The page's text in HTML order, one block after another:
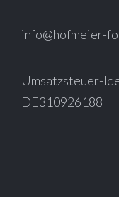
info@hofmeier-
Umsatzsteuer-
DE310926188